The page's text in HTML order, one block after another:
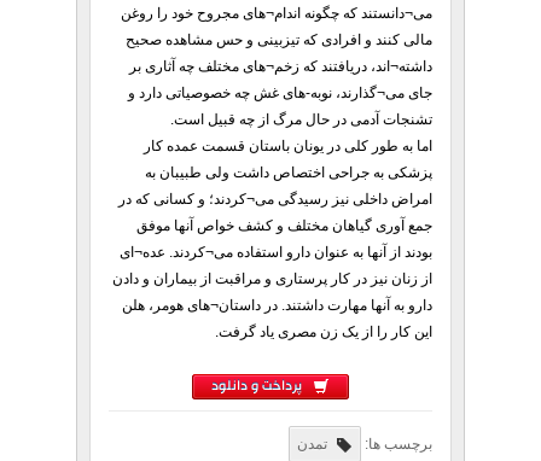
می¬دانستند که چگونه اندام¬های مجروح خود را روغن
مالی کنند و افرادی که تیزبینی و حس مشاهده صحیح
داشته¬اند، دریافتند که زخم¬های مختلف چه آثاری بر
جای می¬گذارند، نوبه-های غش چه خصوصیاتی دارد و
تشنجات آدمی در حال مرگ از چه قبیل است.
اما به طور کلی در یونان باستان قسمت عمده کار
پزشکی به جراحی اختصاص داشت ولی طبیبان به
امراض داخلی نیز رسیدگی می¬کردند؛ و کسانی که در
جمع آوری گیاهان مختلف و کشف خواص آنها موفق
بودند از آنها به عنوان دارو استفاده می¬کردند. عده¬ای
از زنان نیز در کار پرستاری و مراقبت از بیماران و دادن
دارو به آنها مهارت داشتند. در داستان¬های هومر، هلن
این کار را از یک زن مصری یاد گرفت.
پرداخت و دانلود
برچسب ها: تمدن